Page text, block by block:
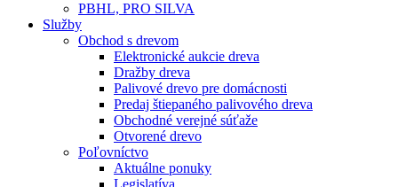
PBHL, PRO SILVA
Služby
Obchod s drevom
Elektronické aukcie dreva
Dražby dreva
Palivové drevo pre domácnosti
Predaj štiepaného palivového dreva
Obchodné verejné súťaže
Otvorené drevo
Poľovníctvo
Aktuálne ponuky
Legislatíva